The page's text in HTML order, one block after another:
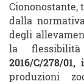
Ciononostante,
dalla
degli
la
2016/C/278/01, i
produzioni